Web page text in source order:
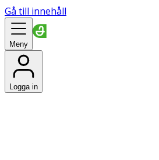
Gå till innehåll
Meny
Logga in